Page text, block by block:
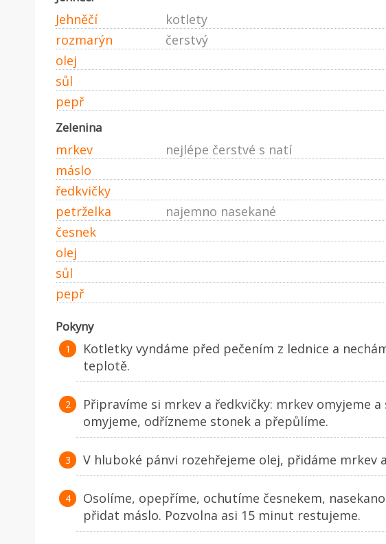
Jehněčí
kotlety
rozmarýn
čerstvý
olej
sůl
pepř
Zelenina
mrkev
nejlépe čerstvé s natí
máslo
ředkvičky
petrželka
najemno nasekané
česnek
olej
sůl
pepř
Pokyny
Kotletky vyndáme před pečením z lednice a
teplotě.
Připravíme si mrkev a ředkvičky: mrkev omyjeme a
omyjeme, odřízneme stonek a přepůlíme.
V hluboké pánvi rozehřejeme olej, přidáme mrkev
Osolíme, opepříme, ochutíme česnekem,
přidat máslo. Pozvolna asi 15 minut restujeme.